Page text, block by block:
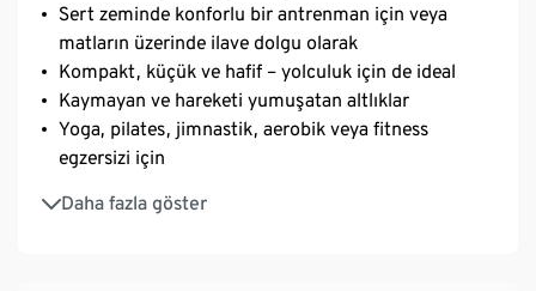
Sert zeminde konforlu bir antrenman için veya
matların üzerinde ilave dolgu olarak
Kompakt, küçük ve hafif – yolculuk için de ideal
Kaymayan ve hareketi yumuşatan altlıklar
Yoga, pilates, jimnastik, aerobik veya fitness
egzersizi için
Daha fazla göster
A2 egzersiz posteri dahildir